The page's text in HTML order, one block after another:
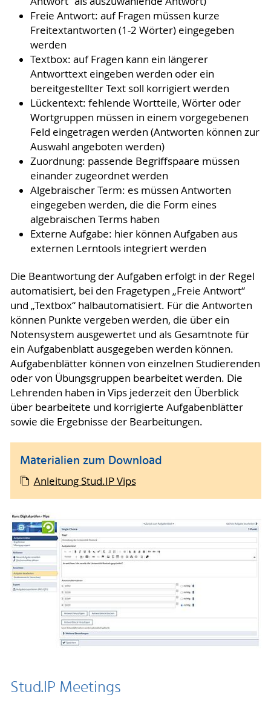
Freie Antwort: auf Fragen müssen kurze
Freitextantworten (1-2 Wörter) eingegeben
werden
Textbox: auf Fragen kann ein längerer
Antworttext eingeben werden oder ein
bereitgestellter Text soll korrigiert werden
Lückentext: fehlende Wortteile, Wörter oder
Wortgruppen müssen in einem vorgegebenen
Feld eingetragen werden (Antworten können zur
Auswahl angeboten werden)
Zuordnung: passende Begriffspaare müssen
einander zugeordnet werden
Algebraischer Term: es müssen Antworten
eingegeben werden, die die Form eines
algebraischen Terms haben
Externe Aufgabe: hier können Aufgaben aus
externen Lerntools integriert werden
Die Beantwortung der Aufgaben erfolgt in der Regel
automatisiert, bei den Fragetypen „Freie Antwort“
und „Textbox“ halbautomatisiert. Für die Antworten
können Punkte vergeben werden, die über ein
Notensystem ausgewertet und als Gesamtnote für
ein Aufgabenblatt ausgegeben werden können.
Aufgabenblätter können von einzelnen Studierenden
oder von Übungsgruppen bearbeitet werden. Die
Lehrenden haben in Vips jederzeit den Überblick
über bearbeitete und korrigierte Aufgabenblätter
sowie die Ergebnisse der Bearbeitungen.
Materialien zum Download
Anleitung Stud.IP Vips
Stud.IP Meetings